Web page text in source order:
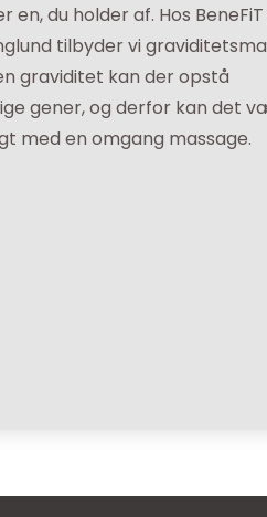
en, du holder af. Hos BeneFiT
tilbyder vi
graviditet kan der opstå
gener, og derfor kan det
med en omgang massage.